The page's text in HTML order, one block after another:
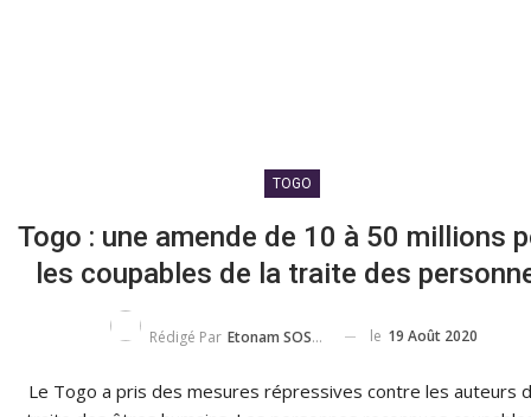
TOGO
Togo : une amende de 10 à 50 millions
les coupables de la traite des
Rédigé Par Etonam SOSSOU le 19 Août 2020
Le Togo a pris des mesures répressives contre les auteurs